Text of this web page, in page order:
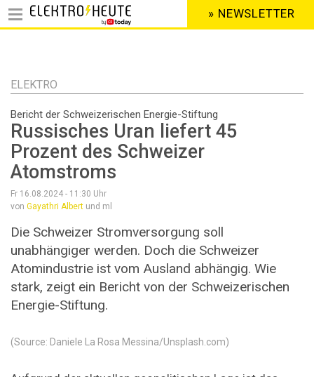
Inhalt
HEADER
MENU
» NEWSLETTER
ELEKTRO
Bericht der Schweizerischen Energie-Stiftung
Russisches Uran liefert 45
Prozent des Schweizer
Atomstroms
Fr 16.08.2024 - 11:30 Uhr
von Gayathri Albert und ml
Die Schweizer Stromversorgung soll
unabhängiger werden. Doch die Schweizer
Atomindustrie ist vom Ausland abhängig. Wie
stark, zeigt ein Bericht von der Schweizerischen
Energie-Stiftung.
(Source: Daniele La Rosa Messina/Unsplash.com)